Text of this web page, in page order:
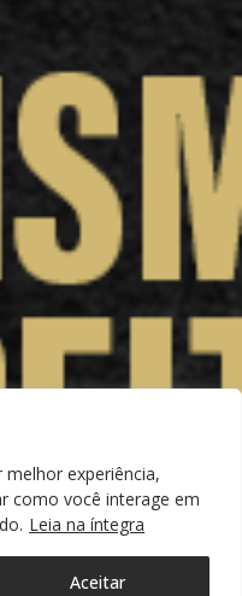
experiência,
como você interage em
Leia na íntegra
Aceitar